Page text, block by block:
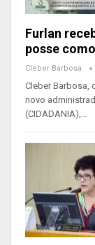
Furlan
posse
Cleber Barbosa
Cleber Barbosa,
novo
(CIDADANIA),…